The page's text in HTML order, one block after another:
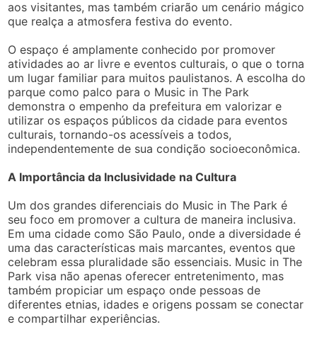
aos visitantes, mas também criarão um cenário mágico
que realça a atmosfera festiva do evento.
O espaço é amplamente conhecido por promover
atividades ao ar livre e eventos culturais, o que o torna
um lugar familiar para muitos paulistanos. A escolha do
parque como palco para o Music in The Park
demonstra o empenho da prefeitura em valorizar e
utilizar os espaços públicos da cidade para eventos
culturais, tornando-os acessíveis a todos,
independentemente de sua condição socioeconômica.
A Importância da Inclusividade na Cultura
Um dos grandes diferenciais do Music in The Park é
seu foco em promover a cultura de maneira inclusiva.
Em uma cidade como São Paulo, onde a diversidade é
uma das características mais marcantes, eventos que
celebram essa pluralidade são essenciais. Music in The
Park visa não apenas oferecer entretenimento, mas
também propiciar um espaço onde pessoas de
diferentes etnias, idades e origens possam se conectar
e compartilhar experiências.